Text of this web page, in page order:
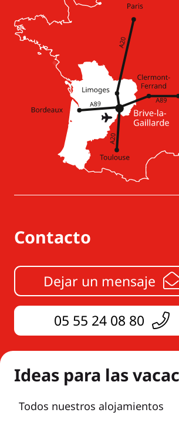
Contacto
Dejar un mensaje
05 55 24 08 80
Ideas para las
Todos nuestros alojamientos